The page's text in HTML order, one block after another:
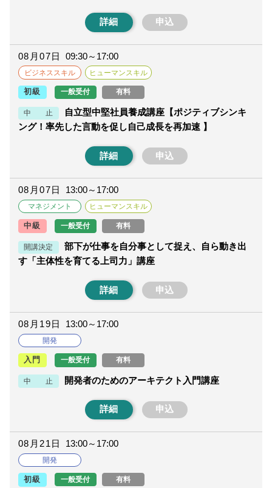
詳細 申込
08月07日 09:30～17:00
ビジネススキル ヒューマンスキル
初級 一般受付 有料
中 止
自立型中堅社員養成講座【ポジティブシンキ
ング！率先した言動を促し自己成長を再加速 】
詳細 申込
08月07日 13:00～17:00
マネジメント ヒューマンスキル
中級 一般受付 有料
開講決定
部下が仕事を自分事として捉え、自ら動き出
す「主体性を育てる上司力」講座
詳細 申込
08月19日 13:00～17:00
開発
入門 一般受付 有料
中 止 開発者のためのアーキテクト入門講座
詳細 申込
08月21日 13:00～17:00
開発
初級 一般受付 有料